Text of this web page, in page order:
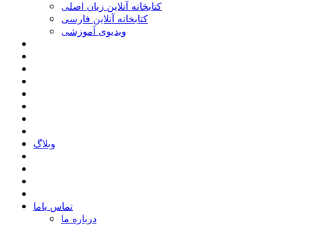
کتابخانه آنلاین زبان اصلی
کتابخانه آنلاین فارسی
ویدیوی آموزشی
وبلاگ
ﺗﻤﺎﺱ ﺑﺎﻣﺎ
درباره ما